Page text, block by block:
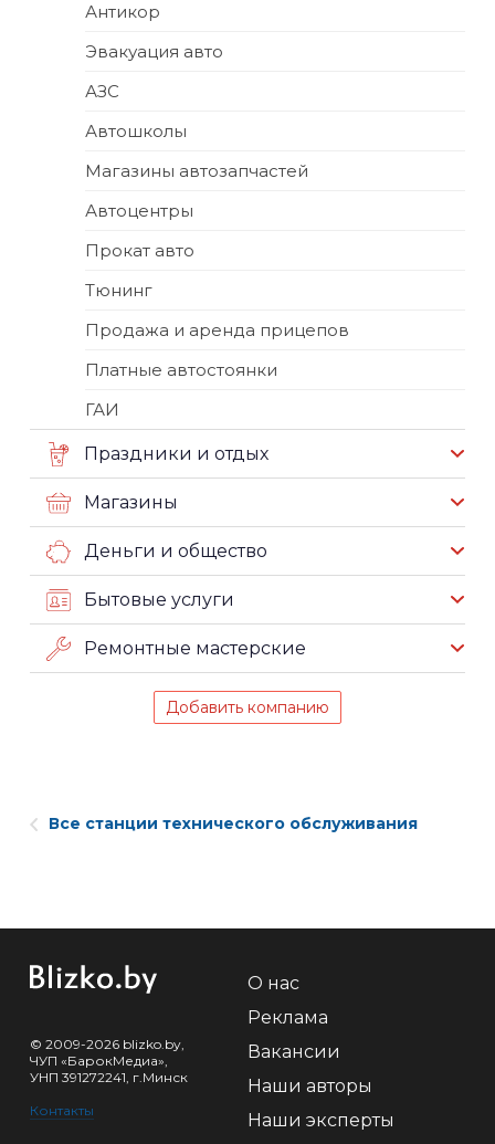
Антикор
Эвакуация авто
АЗС
Автошколы
Магазины автозапчастей
Автоцентры
Прокат авто
Тюнинг
Продажа и аренда прицепов
Платные автостоянки
ГАИ
Праздники и отдых
Магазины
Деньги и общество
Бытовые услуги
Ремонтные мастерские
Добавить компанию
Все станции технического обслуживания
© 2009-2026 blizko.by,
ЧУП «БарокМедиа»,
УНП 391272241, г.Минск
Контакты
О нас
Реклама
Вакансии
Наши авторы
Наши эксперты